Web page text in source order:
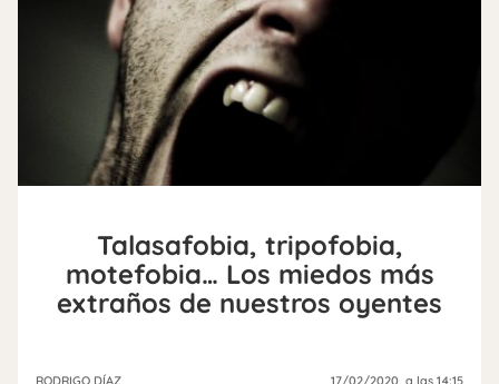
Talasafobia, tripofobia,
motefobia… Los miedos más
extraños de nuestros oyentes
RODRIGO DÍAZ 17/02/2020 , a las 14:15